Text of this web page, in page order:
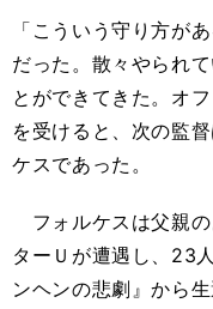
「こういう守り方が
だった。散々やられ
とができてきた。オ
を受けると、次の監
ケスであった。
フォルケスは父親の
ターＵが遭遇し、23
ンヘンの悲劇』から